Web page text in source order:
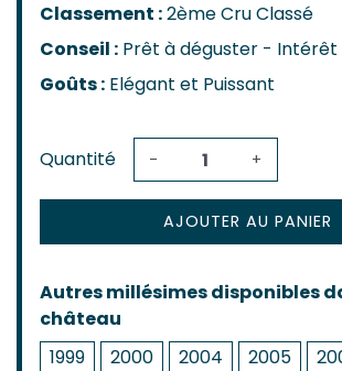
Classement :2ème Cru Classé
Conseil : Prêt à déguster - Intérêt
Goûts : Elégant et Puissant
Quantité - +
AJOUTER AU PANIER
Autres millésimes disponibles
château
1999
2000 2004 2005